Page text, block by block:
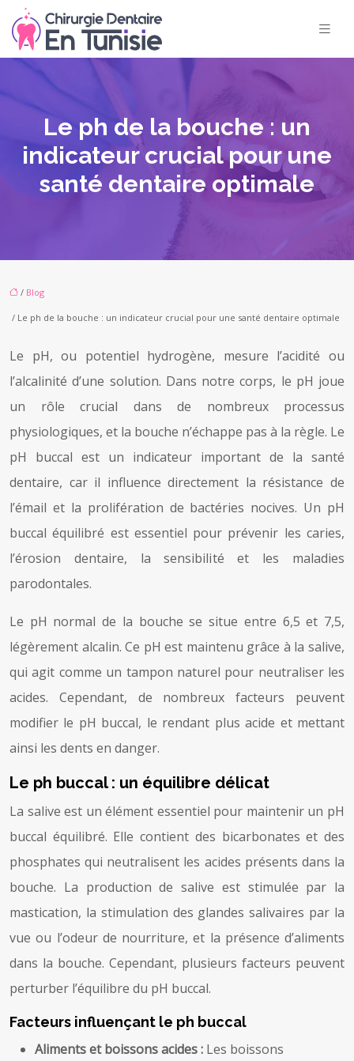
Le ph de la bouche : un
indicateur crucial pour une
santé dentaire optimale
/ Blog
/ Le ph de la bouche : un indicateur crucial pour une santé dentaire optimale
Le pH, ou potentiel hydrogène, mesure l’acidité ou
l’alcalinité d’une solution. Dans notre corps, le pH joue
un rôle crucial dans de nombreux processus
physiologiques, et la bouche n’échappe pas à la règle. Le
pH buccal est un indicateur important de la santé
dentaire, car il influence directement la résistance de
l’émail et la prolifération de bactéries nocives. Un pH
buccal équilibré est essentiel pour prévenir les caries,
l’érosion dentaire, la sensibilité et les maladies
parodontales.
Le pH normal de la bouche se situe entre 6,5 et 7,5,
légèrement alcalin. Ce pH est maintenu grâce à la salive,
qui agit comme un tampon naturel pour neutraliser les
acides. Cependant, de nombreux facteurs peuvent
modifier le pH buccal, le rendant plus acide et mettant
ainsi les dents en danger.
Le ph buccal : un équilibre délicat
La salive est un élément essentiel pour maintenir un pH
buccal équilibré. Elle contient des bicarbonates et des
phosphates qui neutralisent les acides présents dans la
bouche. La production de salive est stimulée par la
mastication, la stimulation des glandes salivaires par la
vue ou l’odeur de nourriture, et la présence d’aliments
dans la bouche. Cependant, plusieurs facteurs peuvent
perturber l’équilibre du pH buccal.
Facteurs influençant le ph buccal
Aliments et boissons acides : Les boissons